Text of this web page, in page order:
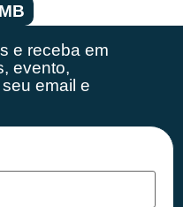
e receba em
evento,
email e